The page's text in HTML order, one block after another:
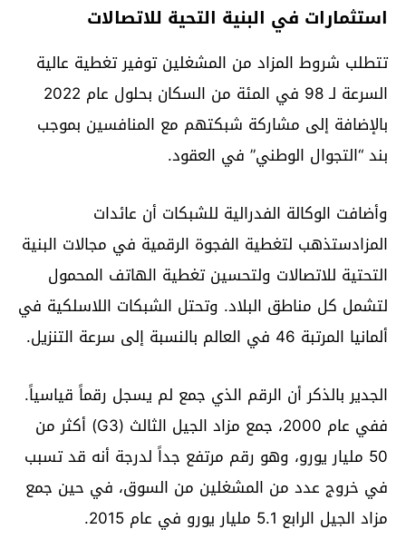
استثمارات في البنية التحية للاتصالات
تتطلب شروط المزاد من المشغلين توفير تغطية عالية
السرعة لـ 98 في المئة من السكان بحلول عام 2022
بالإضافة إلى مشاركة شبكتهم مع المنافسين بموجب
بند “التجوال الوطني” في العقود.
وأضافت الوكالة الفدرالية للشبكات أن عائدات
المزادستذهب لتغطية الفجوة الرقمية في مجالات البنية
التحتية للاتصالات ولتحسين تغطية الهاتف المحمول
لتشمل كل مناطق البلاد. وتحتل الشبكات اللاسلكية في
ألمانيا المرتبة 46 في العالم بالنسبة إلى سرعة التنزيل.
الجدير بالذكر أن الرقم الذي جمع لم يسجل رقماً قياسياً.
ففي عام 2000، جمع مزاد الجيل الثالث (G3) أكثر من
50 مليار يورو، وهو رقم مرتفع جداً لدرجة أنه قد تسبب
في خروج عدد من المشغلين من السوق، في حين جمع
مزاد الجيل الرابع 5.1 مليار يورو في عام 2015.